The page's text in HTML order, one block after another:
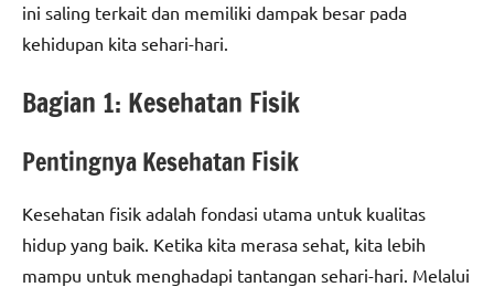
ini saling terkait dan memiliki dampak besar pada
kehidupan kita sehari-hari.
Bagian 1: Kesehatan Fisik
Pentingnya Kesehatan Fisik
Kesehatan fisik adalah fondasi utama untuk kualitas
hidup yang baik. Ketika kita merasa sehat, kita lebih
mampu untuk menghadapi tantangan sehari-hari. Melalui